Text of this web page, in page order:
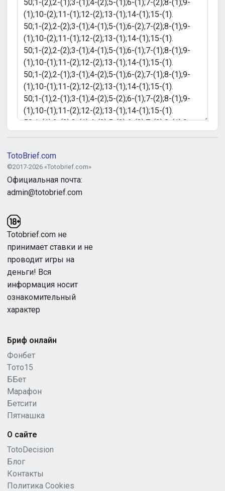
TotoBrief.com
©2017-2026 «Totobrief.com»
Официальная почта:
admin@totobrief.com
Totobrief.com не
принимает ставки и не
проводит игры на
деньги! Вся
информация носит
ознакомительный
характер
Бриф онлайн
Фонбет
Tото15
ББет
Марафон
Бетсити
Пятнашка
О сайте
TotoDecision
Блог
Контакты
Политика Cookies